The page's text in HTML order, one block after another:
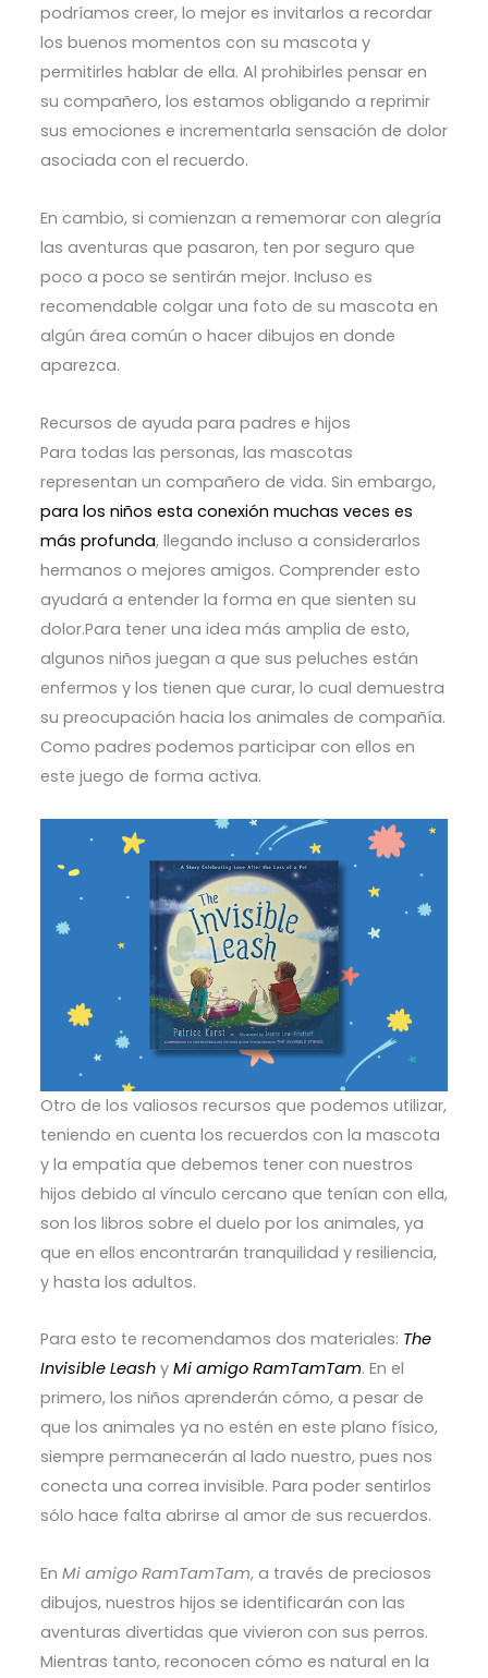
podríamos creer, lo mejor es invitarlos a recordar
los buenos momentos con su mascota y
permitirles hablar de ella. Al prohibirles pensar en
su compañero, los estamos obligando a reprimir
sus emociones e incrementarla sensación de dolor
asociada con el recuerdo.
En cambio, si comienzan a rememorar con alegría
las aventuras que pasaron, ten por seguro que
poco a poco se sentirán mejor. Incluso es
recomendable colgar una foto de su mascota en
algún área común o hacer dibujos en donde
aparezca.
Recursos de ayuda para padres e hijos
Para todas las personas, las mascotas
representan un compañero de vida. Sin embargo,
para los niños esta conexión muchas veces es
más profunda, llegando incluso a considerarlos
hermanos o mejores amigos. Comprender esto
ayudará a entender la forma en que sienten su
dolor.Para tener una idea más amplia de esto,
algunos niños juegan a que sus peluches están
enfermos y los tienen que curar, lo cual demuestra
su preocupación hacia los animales de compañía.
Como padres podemos participar con ellos en
este juego de forma activa.
Otro de los valiosos recursos que podemos utilizar,
teniendo en cuenta los recuerdos con la mascota
y la empatía que debemos tener con nuestros
hijos debido al vínculo cercano que tenían con ella,
son los libros sobre el duelo por los animales, ya
que en ellos encontrarán tranquilidad y resiliencia,
y hasta los adultos.
Para esto te recomendamos dos materiales: The
Invisible Leashy Mi amigo RamTamTam. En el
primero, los niños aprenderán cómo, a pesar de
que los animales ya no estén en este plano físico,
siempre permanecerán al lado nuestro, pues nos
conecta una correa invisible. Para poder sentirlos
sólo hace falta abrirse al amor de sus recuerdos.
En Mi amigo RamTamTam, a través de preciosos
dibujos, nuestros hijos se identificarán con las
aventuras divertidas que vivieron con sus perros.
Mientras tanto, reconocen cómo es natural en la